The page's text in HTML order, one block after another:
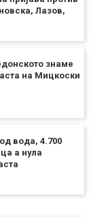
Лазов,
знаме
на Мицкоски
вода, 4.700
а нула